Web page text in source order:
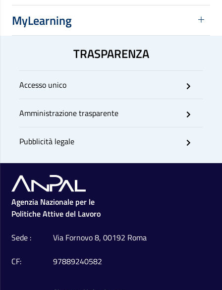
MyLearning
TRASPARENZA
Accesso unico
Amministrazione trasparente
Pubblicità legale
Footer
Agenzia Nazionale per le
Politiche Attive del Lavoro
Sede
Via Fornovo 8, 00192 Roma
CF
97889240582